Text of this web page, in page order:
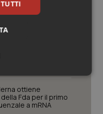
Collo
e obesità e cala
il Rapporto
alla
ottiene
Fda per il primo
a mRNA
Marketing